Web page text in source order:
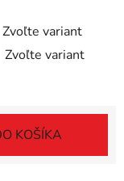
Zvoľte variant
Zvoľte variant
KOŠÍKA